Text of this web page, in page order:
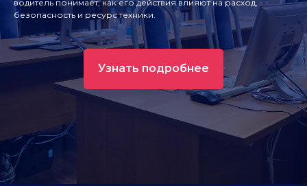
водитель понимает, как его действия влияют на расход,
безопасность и ресурс техники.
Узнать подробнее